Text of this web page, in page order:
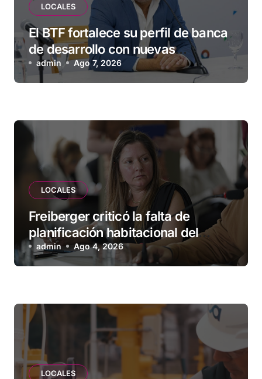
LOCALES
El BTF fortalece su perfil de banca
de desarrollo con nuevas
herramientas para familias y
empresas
admin Ago 7, 2026
LOCALES
Freiberger criticó la falta de
planificación habitacional del
Municipio: “Vuoto deja afuera a
vecinos que llevan más de 20 años
admin Ago 4, 2026
LOCALES